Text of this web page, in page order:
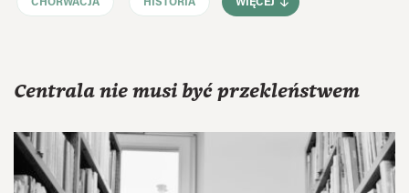
CHORWACJA HISTORIA WIĘCEJ
Centrala nie musi być przekleństwem